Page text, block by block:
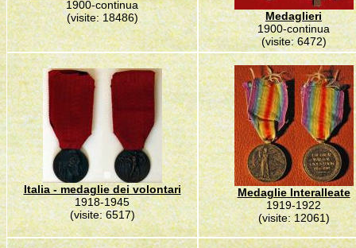
1900-continua
(visite: 18486)
Medaglieri
1900-continua
(visite: 6472)
Italia - medaglie dei volontari
1918-1945
(visite: 6517)
Medaglie Interalleate
1919-1922
(visite: 12061)